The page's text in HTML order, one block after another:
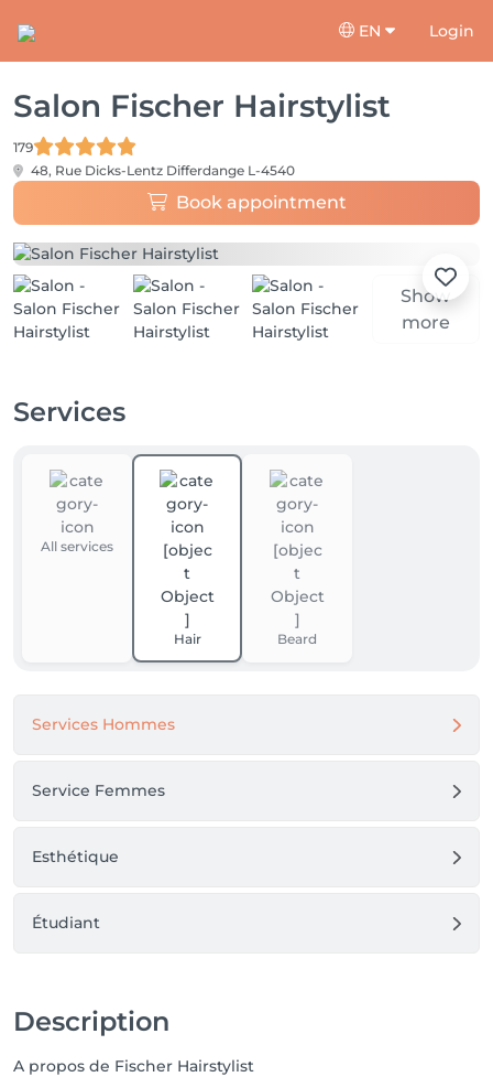
EN Login
Salon Fischer Hairstylist
179
48, Rue Dicks-Lentz Differdange L-4540
Book appointment
Show
more
Services
All services
Hair Beard
Services Hommes
Service Femmes
Esthétique
Étudiant
Description
A propos de Fischer Hairstylist